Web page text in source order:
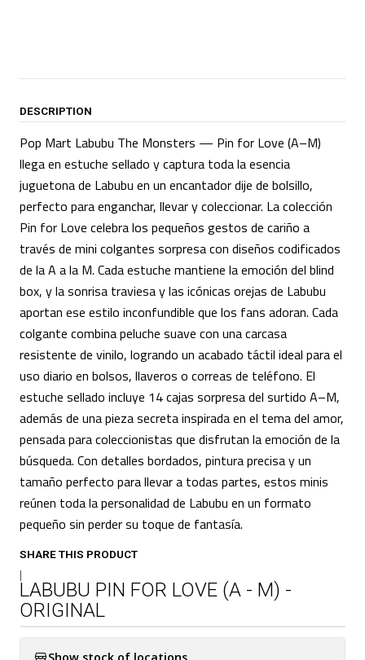
DESCRIPTION
Pop Mart Labubu The Monsters — Pin for Love (A–M)
llega en estuche sellado y captura toda la esencia
juguetona de Labubu en un encantador dije de bolsillo,
perfecto para enganchar, llevar y coleccionar. La colección
Pin for Love celebra los pequeños gestos de cariño a
través de mini colgantes sorpresa con diseños codificados
de la A a la M. Cada estuche mantiene la emoción del blind
box, y la sonrisa traviesa y las icónicas orejas de Labubu
aportan ese estilo inconfundible que los fans adoran. Cada
colgante combina peluche suave con una carcasa
resistente de vinilo, logrando un acabado táctil ideal para el
uso diario en bolsos, llaveros o correas de teléfono. El
estuche sellado incluye 14 cajas sorpresa del surtido A–M,
además de una pieza secreta inspirada en el tema del amor,
pensada para coleccionistas que disfrutan la emoción de la
búsqueda. Con detalles bordados, pintura precisa y un
tamaño perfecto para llevar a todas partes, estos minis
reúnen toda la personalidad de Labubu en un formato
pequeño sin perder su toque de fantasía.
SHARE THIS PRODUCT
|
LABUBU PIN FOR LOVE (A - M) -
ORIGINAL